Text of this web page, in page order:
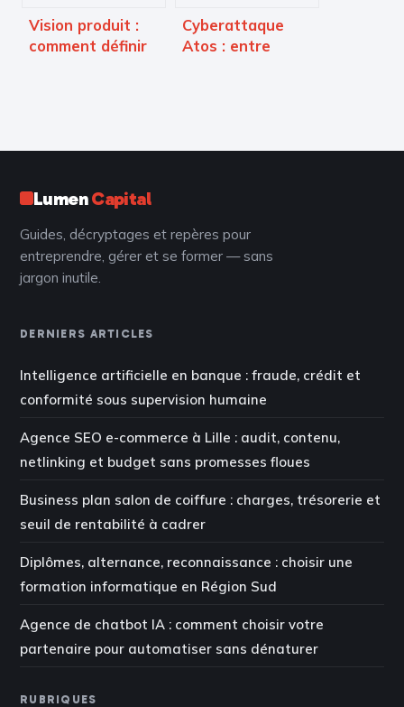
Vision produit :
comment définir
Cyberattaque
Atos : entre
LumenCapital
Guides, décryptages et repères pour
entreprendre, gérer et se former — sans
jargon inutile.
DERNIERS ARTICLES
Intelligence artificielle en banque : fraude, crédit et
conformité sous supervision humaine
Agence SEO e-commerce à Lille : audit, contenu,
netlinking et budget sans promesses floues
Business plan salon de coiffure : charges, trésorerie et
seuil de rentabilité à cadrer
Diplômes, alternance, reconnaissance : choisir une
formation informatique en Région Sud
Agence de chatbot IA : comment choisir votre
partenaire pour automatiser sans dénaturer
RUBRIQUES